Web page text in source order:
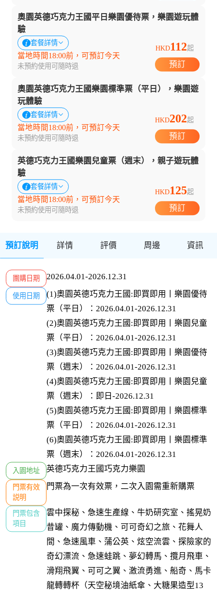
奧園英德巧克力王國平日樂園優待票，樂園遊玩體
驗
套餐詳情
當地時間18:00前，可預訂今天
未預約使用可隨時退
HKD112起
預訂
奧園英德巧克力王國樂園標準票（平日），樂園遊
玩體驗
套餐詳情
當地時間18:00前，可預訂今天
未預約使用可隨時退
HKD202起
預訂
英德巧克力王國樂園兒童票（週末），親子遊玩體
驗
套餐詳情
當地時間18:00前，可預訂今天
未預約使用可隨時退
HKD125起
預訂
預訂說明 詳情 評價 周邊 資訊
團購日期 2026.04.01-2026.12.31
使用日期 (1)奧園英德巧克力王國:即買即用丨樂園優待
票（平日）：2026.04.01-2026.12.31
(2)奧園英德巧克力王國:即買即用丨樂園兒童
票（平日）：2026.04.01-2026.12.31
(3)奧園英德巧克力王國:即買即用丨樂園優待
票（週末）：2026.04.01-2026.12.31
(4)奧園英德巧克力王國:即買即用丨樂園兒童
票（週末）：即日-2026.12.31
(5)奧園英德巧克力王國:即買即用丨樂園標準
票（平日）：2026.04.01-2026.12.31
(6)奧園英德巧克力王國:即買即用丨樂園標準
票（週末）：2026.04.01-2026.12.31
入園地址 英德巧克力王國巧克力樂園
門票有效
説明
門票為一次有效票，二次入園需重新購票
門票包含
項目
雲中探秘、急速生產線、牛奶研究室、搖晃奶
昔罐、魔力傳動機、可可奇幻之旅、花舞人
間、急速風車、蒲公英、炫空流雲、探險家的
奇幻漂流、急速蛙跳、夢幻轉馬、攬月飛車、
滑翔飛翼、可可之翼、激流勇進、船奇、馬卡
龍轉轉杯（天空秘境油紙傘、大糖果造型13